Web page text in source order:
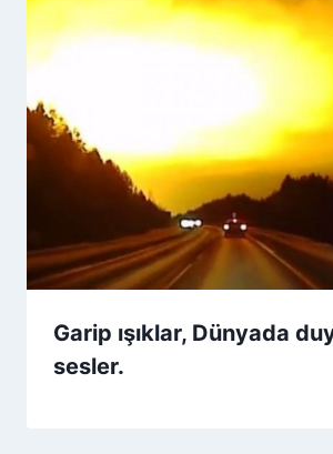
Garip ışıklar, Dünyada
sesler.